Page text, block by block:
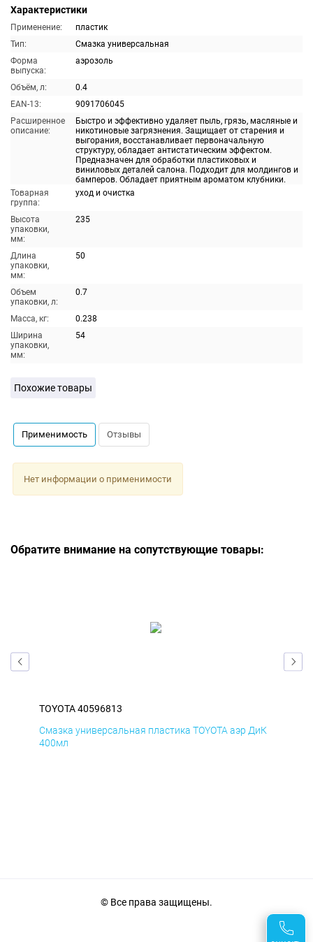
Характеристики
Применение:
пластик
Тип:
Смазка универсальная
Форма
выпуска:
аэрозоль
Объём, л:
0.4
EAN-13:
9091706045
Расширенное
описание:
Быстро и эффективно удаляет пыль, грязь, масляные и
никотиновые загрязнения. Защищает от старения и
выгорания, восстанавливает первоначальную
структуру, обладает антистатическим эффектом.
Предназначен для обработки пластиковых и
виниловых деталей салона. Подходит для молдингов и
бамперов. Обладает приятным ароматом клубники.
Товарная
группа:
уход и очистка
Высота
упаковки,
мм:
235
Длина
упаковки,
мм:
50
Объем
упаковки, л:
0.7
Масса, кг:
0.238
Ширина
упаковки,
мм:
54
Похожие товары
Применимость Отзывы
Нет информации о применимости
Обратите внимание на сопутствующие товары:
TOYOTA 40596813
Смазка универсальная пластика TOYOTA аэр ДиК
400мл
© Все права защищены.